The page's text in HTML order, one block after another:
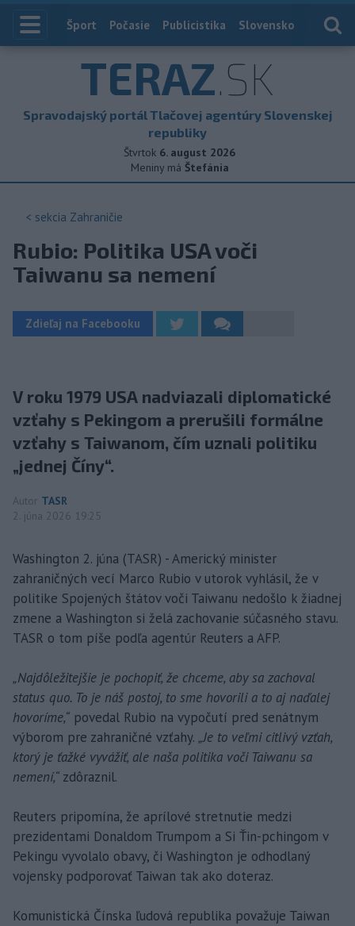
Index
Šport Počasie Publicistika Slovensko
TERAZ.SK
Spravodajský portál Tlačovej agentúry Slovenskej
republiky
Štvrtok 6. august 2026
Meniny má Štefánia
< sekcia Zahraničie
Rubio: Politika USA voči
Taiwanu sa nemení
Zdieľaj na Facebooku
V roku 1979 USA nadviazali diplomatické
vzťahy s Pekingom a prerušili formálne
vzťahy s Taiwanom, čím uznali politiku
„jednej Číny“.
Autor TASR
2. júna 2026 19:25
Washington 2. júna (TASR) - Americký minister
zahraničných vecí Marco Rubio v utorok vyhlásil, že v
politike Spojených štátov voči Taiwanu nedošlo k žiadnej
zmene a Washington si želá zachovanie súčasného stavu.
TASR o tom píše podľa agentúr Reuters a AFP.
„Najdôležitejšie je pochopiť, že chceme, aby sa zachoval
status quo. To je náš postoj, to sme hovorili a to aj naďalej
hovoríme,“ povedal Rubio na vypočutí pred senátnym
výborom pre zahraničné vzťahy. „Je to veľmi citlivý vzťah,
ktorý je ťažké vyvážiť, ale naša politika voči Taiwanu sa
nemení,“ zdôraznil.
Reuters pripomína, že aprílové stretnutie medzi
prezidentami Donaldom Trumpom a Si Ťin-pchingom v
Pekingu vyvolalo obavy, či Washington je odhodlaný
vojensky podporovať Taiwan tak ako doteraz.
Komunistická Čínska ľudová republika považuje Taiwan